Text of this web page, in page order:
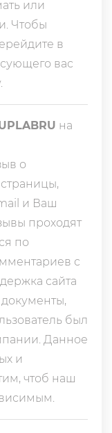
или
Чтобы
в
вас
на
о
и Ваш
проходят
по
с
сайта
был
Данное
и
чтоб наш